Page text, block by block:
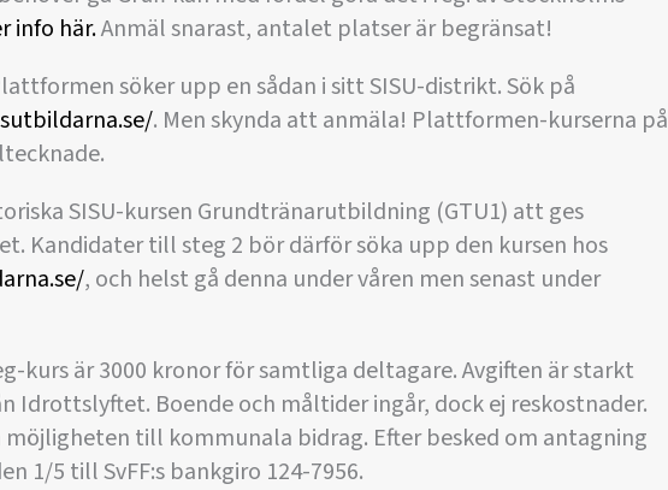
info här.Anmäl snarast, antalet platser är begränsat!
söker upp en sådan i sitt SISU-distrikt. Sök på
. Men skynda att anmäla! Plattformen-kurserna på
SISU-kursen Grundtränarutbildning (GTU1) att ges
Kandidater till steg 2 bör därför söka upp den kursen hos
, och helst gå denna under våren men senast under
kurs är 3000 kronor för samtliga deltagare. Avgiften är starkt
Idrottslyftet. Boende och måltider ingår, dock ej reskostnader.
möjligheten till kommunala bidrag. Efter besked om antagning
1/5 till SvFF:s bankgiro 124-7956.